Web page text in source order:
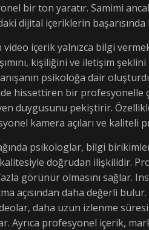
bir ton yaratır. Samimi
dijital içeriklerin
içerik yalnızca bilgi
kişiliğini ve iletişim
psikoloğa dair
hissettiren bir profesyonelle
duygusunu pekiştirir.
kamera açıları ve kaliteli
psikologlar, bilgi
doğrudan ilişkilidir.
görünür olmasını sağlar.
açısından daha değerli bulur.
daha uzun izlenme
Ayrıca profesyonel içerik,